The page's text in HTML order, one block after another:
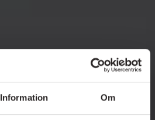
Information Om